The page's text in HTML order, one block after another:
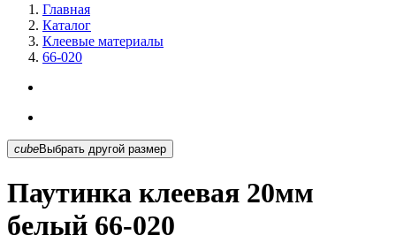
Главная
Каталог
Клеевые материалы
66-020
cubeВыбрать другой размер
Паутинка клеевая 20мм
белый 66-020